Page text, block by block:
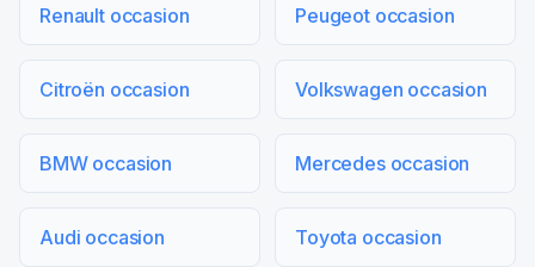
Renault occasion Peugeot occasion
Citroën occasion Volkswagen occasion
BMW occasion Mercedes occasion
Audi occasion Toyota occasion